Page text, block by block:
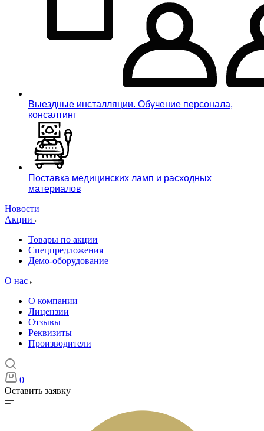
Выездные инсталляции. Обучение персонала,
консалтинг
Поставка медицинских ламп и расходных
материалов
Новости
Акции
Товары по акции
Спецпредложения
Демо-оборудование
О нас
О компании
Лицензии
Отзывы
Реквизиты
Производители
0
Оставить заявку